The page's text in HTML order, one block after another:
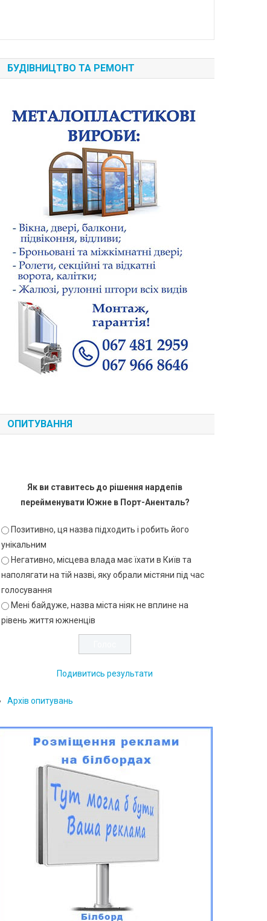
БУДІВНИЦТВО ТА РЕМОНТ
ОПИТУВАННЯ
Як ви ставитесь до рішення нардепів
перейменувати Южне в Порт-Аненталь?
Позитивно, ця назва підходить і робить його
унікальним
Негативно, місцева влада має їхати в Київ та
наполягати на тій назві, яку обрали містяни під час
голосування
Мені байдуже, назва міста ніяк не вплине на
рівень життя южненців
Подивитись результати
Архів опитувань